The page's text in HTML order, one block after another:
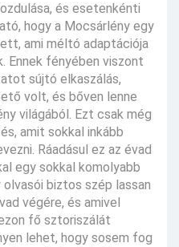
és esetenkénti
hogy a Mocsárlény egy
ami méltó adaptációja
Ennek fényében viszont
sújtó elkaszálás,
volt, és bőven lenne
világából. Ezt csak még
amit sokkal inkább
Ráadásul ez az évad
egy sokkal komolyabb
biztos szép lassan
végére, és amivel
fő sztoriszálát
lehet, hogy sosem fog